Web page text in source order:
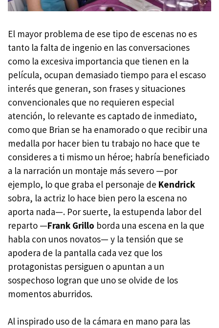
El mayor problema de ese tipo de escenas no es
tanto la falta de ingenio en las conversaciones
como la excesiva importancia que tienen en la
película, ocupan demasiado tiempo para el escaso
interés que generan, son frases y situaciones
convencionales que no requieren especial
atención, lo relevante es captado de inmediato,
como que Brian se ha enamorado o que recibir una
medalla por hacer bien tu trabajo no hace que te
consideres a ti mismo un héroe; habría beneficiado
a la narración un montaje más severo —por
ejemplo, lo que graba el personaje de Kendrick
sobra, la actriz lo hace bien pero la escena no
aporta nada—. Por suerte, la estupenda labor del
reparto —Frank Grillo borda una escena en la que
habla con unos novatos— y la tensión que se
apodera de la pantalla cada vez que los
protagonistas persiguen o apuntan a un
sospechoso logran que uno se olvide de los
momentos aburridos.
Al inspirado uso de la cámara en mano para las